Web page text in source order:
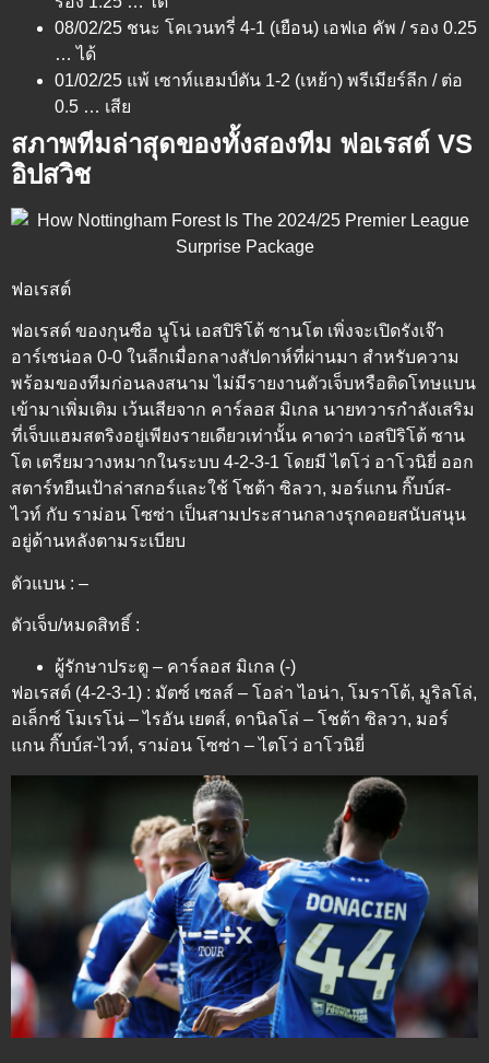
08/02/25 ชนะ โคเวนทรี่ 4-1 (เยือน) เอฟเอ คัพ / รอง 0.25
… ได้
01/02/25 แพ้ เซาท์แฮมป์ตัน 1-2 (เหย้า) พรีเมียร์ลีก / ต่อ
0.5 … เสีย
สภาพทีมล่าสุดของทั้งสองทีม ฟอเรสต์ VS
อิปสวิช
ฟอเรสต์
ฟอเรสต์ ของกุนซือ นูโน่ เอสปิริโต้ ซานโต เพิ่งจะเปิดรังเจ๊า
อาร์เซน่อล 0-0 ในลีกเมื่อกลางสัปดาห์ที่ผ่านมา สำหรับความ
พร้อมของทีมก่อนลงสนาม ไม่มีรายงานตัวเจ็บหรือติดโทษแบน
เข้ามาเพิ่มเติม เว้นเสียจาก คาร์ลอส มิเกล นายทวารกำลังเสริม
ที่เจ็บแฮมสตริงอยู่เพียงรายเดียวเท่านั้น คาดว่า เอสปิริโต้ ซาน
โต เตรียมวางหมากในระบบ 4-2-3-1 โดยมี ไตโว่ อาโวนิยี่ ออก
สตาร์ทยืนเป้าล่าสกอร์และใช้ โชต้า ซิลวา, มอร์แกน กิ๊บบ์ส-
ไวท์ กับ ราม่อน โซซ่า เป็นสามประสานกลางรุกคอยสนับสนุน
อยู่ด้านหลังตามระเบียบ
ตัวแบน : –
ตัวเจ็บ/หมดสิทธิ์ :
ผู้รักษาประตู – คาร์ลอส มิเกล (-)
ฟอเรสต์ (4-2-3-1) : มัตซ์ เซลส์ – โอล่า ไอน่า, โมราโต้, มูริลโล่,
อเล็กซ์ โมเรโน่ – ไรอัน เยตส์, ดานิลโล่ – โชต้า ซิลวา, มอร์
แกน กิ๊บบ์ส-ไวท์, ราม่อน โซซ่า – ไตโว่ อาโวนิยี่